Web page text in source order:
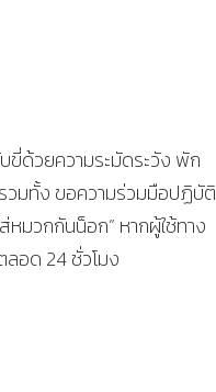
ขี่ด้วยความระมัดระวัง พัก
วมทั้ง ขอความร่วมมือปฏิบัติ
หมวกกันน็อก” หากผู้ใช้ทาง
ลอด 24 ชั่วโมง